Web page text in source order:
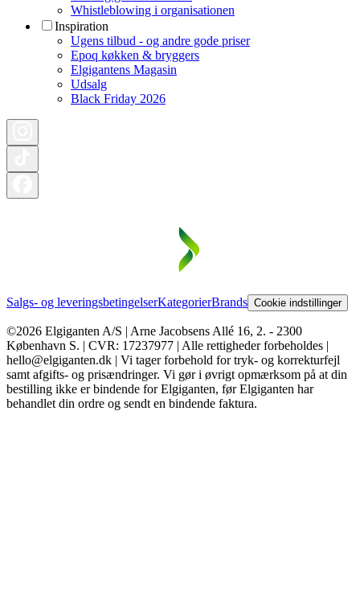
Whistleblowing i organisationen
Inspiration
Ugens tilbud - og andre gode priser
Epoq køkken & bryggers
Elgigantens Magasin
Udsalg
Black Friday 2026
Salgs- og leveringsbetingelserKategorierBrands Cookie indstillinger
©2026 Elgiganten A/S | Arne Jacobsens Allé 16, 2. - 2300
København S. | CVR: 17237977 | Alle rettigheder forbeholdes |
hello@elgiganten.dk | Vi tager forbehold for tryk- og korrekturfejl
samt afgifts- og prisændringer. Vi gør i øvrigt opmærksom på at din
bestilling ikke er bindende for Elgiganten, før Elgiganten har
behandlet din ordre og sendt en bindende faktura.